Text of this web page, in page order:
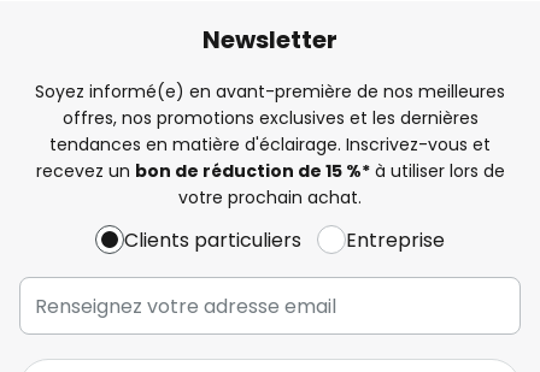
Newsletter
Soyez informé(e) en avant-première de nos meilleures
offres, nos promotions exclusives et les dernières
tendances en matière d'éclairage. Inscrivez-vous et
recevez un bon de réduction de 15 %*à utiliser lors de
votre prochain achat.
Clients particuliers Entreprise